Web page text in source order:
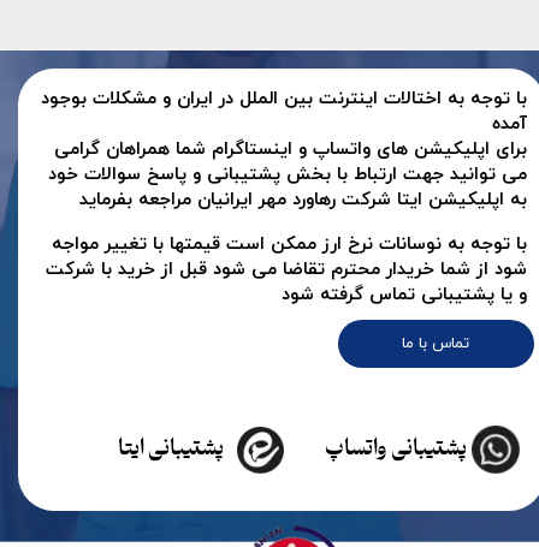
تماس با ما
با توجه به اختالات اینترنت بین الملل در ایران و مشکلات بوجود
آمده
برای اپلیکیشن های واتساپ و اینستاگرام شما همراهان گرامی
می توانید جهت ارتباط با بخش پشتیبانی و پاسخ سوالات خود
به اپلیکیشن ایتا شرکت رهاورد مهر ایرانیان مراجعه بفرماید
پشتیبانی ایتا پشتیبانی واتساپ
با توجه به نوسانات نرخ ارز ممکن است قیمتها با تغییر مواجه
شود از شما خریدار محترم تقاضا می شود قبل از خرید با شرکت
و یا پشتیبانی تماس گرفته شود